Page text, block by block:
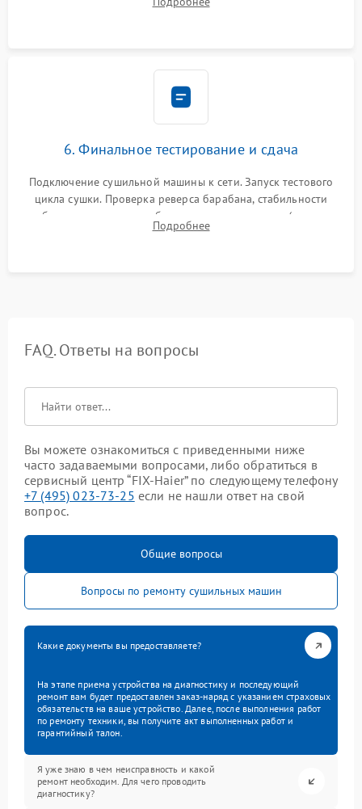
модулю управления. Монтаж корпусных панелей, люка и
6. Финальное тестирование и сдача
Подключение сушильной машины к сети. Запуск тестового
цикла сушки. Проверка реверса барабана, стабильности
набора температуры, работы дренажного насоса (откачка
конденсата) и отсутствия посторонних скрипов, стуков или
Подробнее
FAQ. Ответы на вопросы
Вы можете ознакомиться с приведенными ниже
часто задаваемыми вопросами, либо обратиться в
сервисный центр “FIX-Haier” по следующему телефону
+7 (495) 023-73-25 если не нашли ответ на свой
вопрос.
Общие вопросы
Вопросы по ремонту сушильных машин
Какие документы вы предоставляете?
На этапе приема устройства на диагностику и последующий
ремонт вам будет предоставлен заказ-наряд с указанием страховых
обязательств на ваше устройство. Далее, после выполнения работ
по ремонту техники, вы получите акт выполненных работ и
гарантийный талон.
Я уже знаю в чем неисправность и какой
ремонт необходим. Для чего проводить
диагностику?